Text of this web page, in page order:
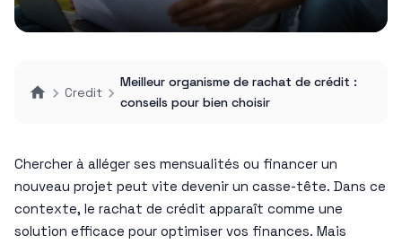
Credit
Meilleur organisme de rachat de crédit :
conseils pour bien choisir
Chercher à alléger ses mensualités ou financer un
nouveau projet peut vite devenir un casse-tête. Dans ce
contexte, le rachat de crédit apparaît comme une
solution efficace pour optimiser vos finances. Mais